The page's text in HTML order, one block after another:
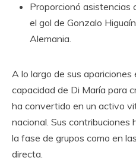
Proporcionó asistencias
el gol de Gonzalo
Alemania.
A lo largo de sus apariciones
capacidad de Di María para
ha convertido en un activo
nacional. Sus
la fase de grupos como en
directa.